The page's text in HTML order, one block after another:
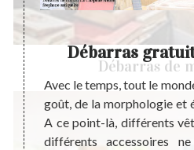
Débarras de
des
Débarras
Avec le temps, tout le
goût, de la morphologie et
A ce point-là, différents
différents accessoires